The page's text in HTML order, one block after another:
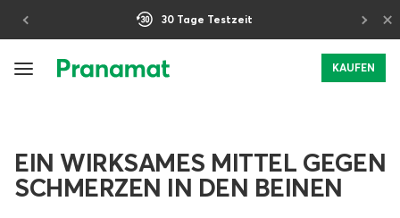
30 Tage Testzeit ×
KAUFEN
EIN WIRKSAMES MITTEL GEGEN
SCHMERZEN IN DEN BEINEN